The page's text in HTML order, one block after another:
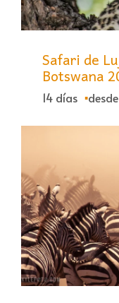
Safari de
Botswana
14 días